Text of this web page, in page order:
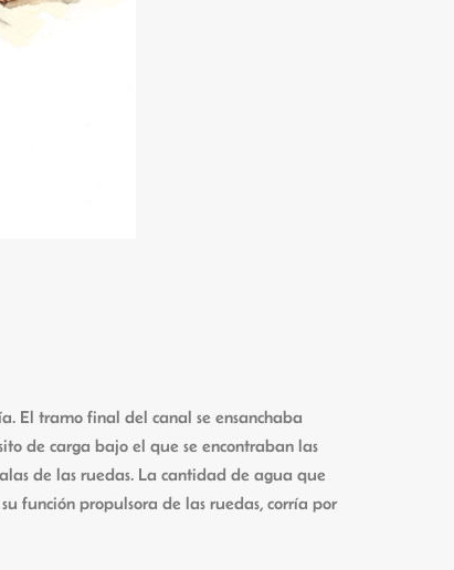
El tramo final del canal se ensanchaba
de carga bajo el que se encontraban las
de las ruedas. La cantidad de agua que
función propulsora de las ruedas, corría por